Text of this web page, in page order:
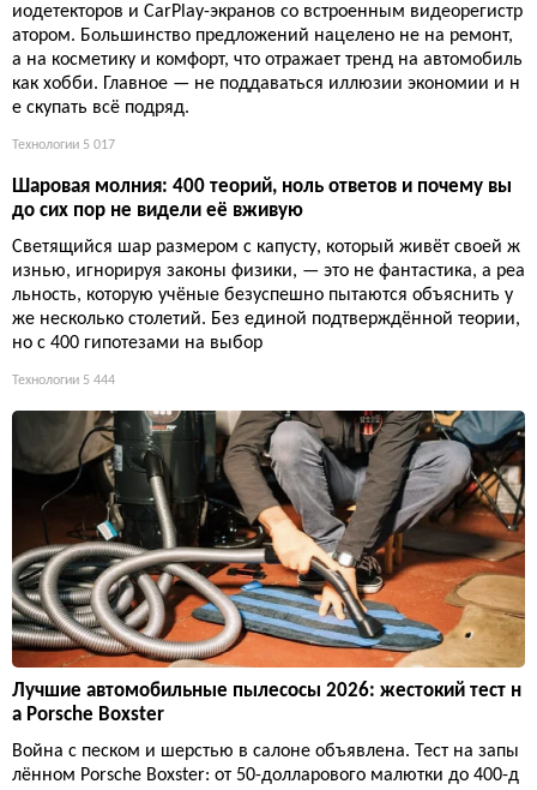
иодетекторов и CarPlay-экранов со встроенным видеорегистр
атором. Большинство предложений нацелено не на ремонт,
а на косметику и комфорт, что отражает тренд на автомобиль
как хобби. Главное — не поддаваться иллюзии экономии и н
е скупать всё подряд.
Технологии 5 017
Шаровая молния: 400 теорий, ноль ответов и почему вы
до сих пор не видели её вживую
Светящийся шар размером с капусту, который живёт своей ж
изнью, игнорируя законы физики, — это не фантастика, а реа
льность, которую учёные безуспешно пытаются объяснить у
же несколько столетий. Без единой подтверждённой теории,
но с 400 гипотезами на выбор
Технологии 5 444
Лучшие автомобильные пылесосы 2026: жестокий тест н
а Porsche Boxster
Война с песком и шерстью в салоне объявлена. Тест на запы
лённом Porsche Boxster: от 50-долларового малютки до 400-д